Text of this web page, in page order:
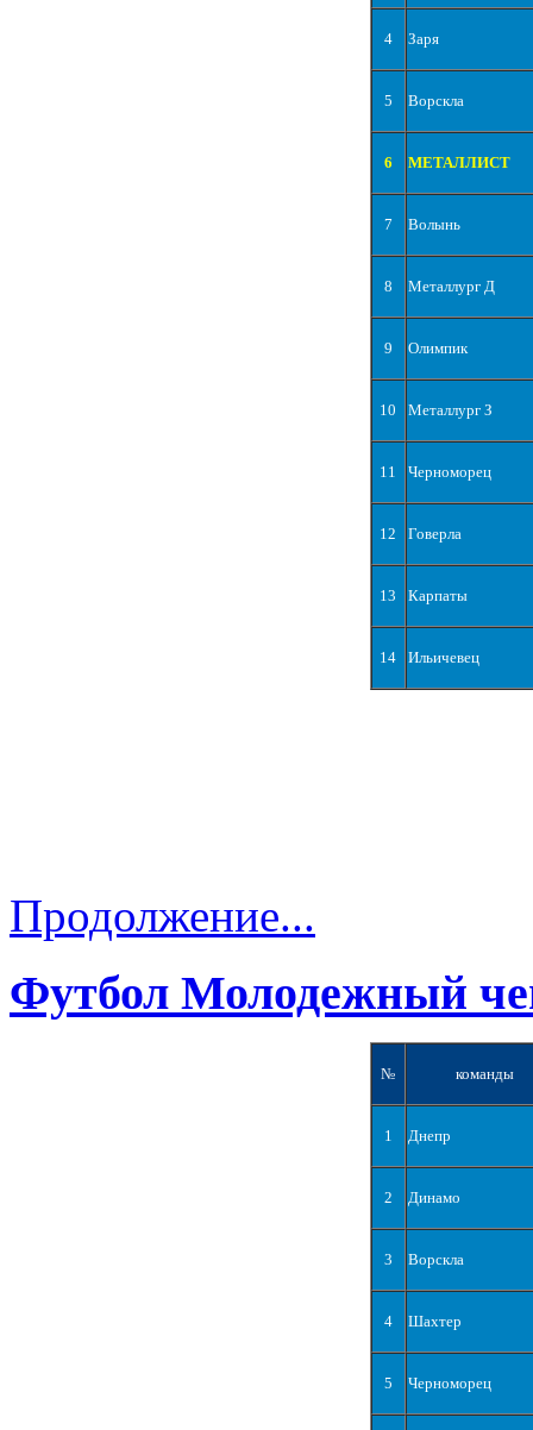
4 Заря
5 Ворскла
6 МЕТАЛЛИСТ
7 Волынь
8 Металлург Д
9 Олимпик
10 Металлург З
11 Черноморец
12 Говерла
13 Карпаты
14 Ильичевец
Продолжение...
Футбол Молодежный
№ команды
1 Днепр
2 Динамо
3 Ворскла
4 Шахтер
5 Черноморец